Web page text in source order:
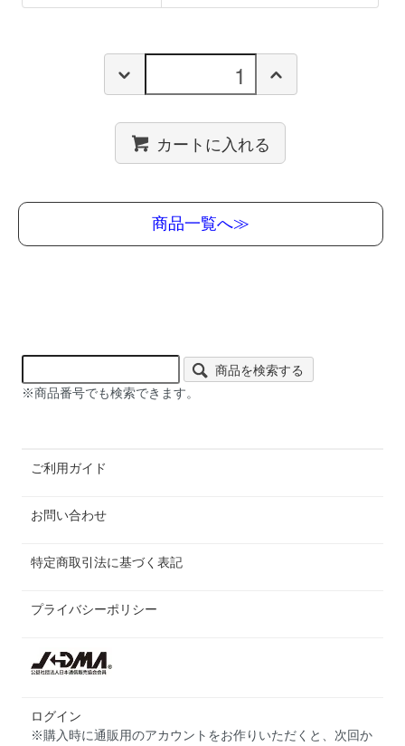
カートに入れる
商品一覧へ≫
商品を検索する
※商品番号でも検索できます。
ご利用ガイド
お問い合わせ
特定商取引法に基づく表記
プライバシーポリシー
ログイン
※購入時に通販用のアカウントをお作りいただくと、次回か